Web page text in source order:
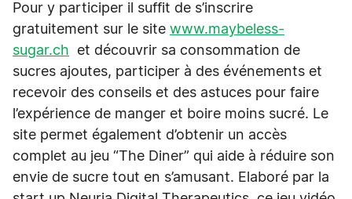
Pour y participer il suffit de s’inscrire
gratuitement sur le site www.maybeless-
sugar.ch et découvrir sa consommation de
sucres ajoutes, participer à des événements et
recevoir des conseils et des astuces pour faire
l’expérience de manger et boire moins sucré. Le
site permet également d’obtenir un accès
complet au jeu “The Diner” qui aide à réduire son
envie de sucre tout en s’amusant. Elaboré par la